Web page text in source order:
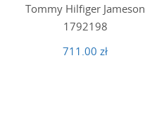
Tommy Hilfiger Jameson
1792198
711.00 zł